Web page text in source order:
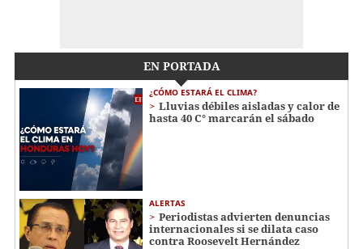
EN PORTADA
¿CÓMO ESTARÁ EL CLIMA?
Lluvias débiles aisladas y calor de
hasta 40 C° marcarán el sábado
ALERTAS
Periodistas advierten denuncias
internacionales si se dilata caso
contra Roosevelt Hernández